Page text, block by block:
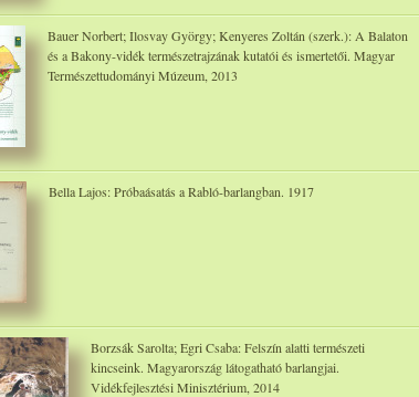
Bauer Norbert; Ilosvay György; Kenyeres Zoltán (szerk.): A Balaton
és a Bakony-vidék természetrajzának kutatói és ismertetői. Magyar
Természettudományi Múzeum, 2013
Bella Lajos: Próbaásatás a Rabló-barlangban. 1917
Borzsák Sarolta; Egri Csaba: Felszín alatti természeti
kincseink. Magyarország látogatható barlangjai.
Vidékfejlesztési Minisztérium, 2014